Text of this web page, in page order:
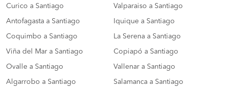
Curico a Santiago Valparaiso a Santiago
Antofagasta a Santiago Iquique a Santiago
Coquimbo a Santiago La Serena a Santiago
Viña del Mar a Santiago Copiapó a Santiago
Ovalle a Santiago Vallenar a Santiago
Algarrobo a Santiago Salamanca a Santiago